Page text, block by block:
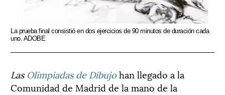
La prueba final consistió en dos ejercicios de 90 minutos de duración cada
uno. ADOBE
Las Olimpiadas de Dibujohan llegado a la
Comunidad de Madrid de la mano de la